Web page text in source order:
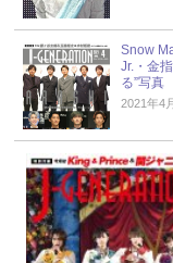
Snow
Jr.・金
る”写真
2021年4